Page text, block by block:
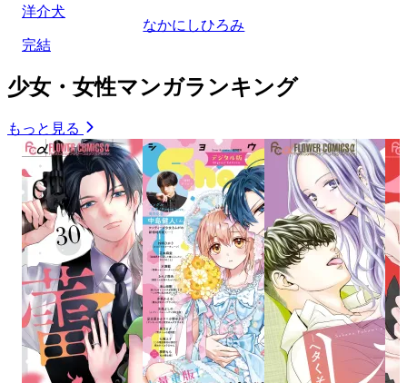
洋介犬
完結
なかにしひろみ
少女・女性マンガランキング
もっと見る